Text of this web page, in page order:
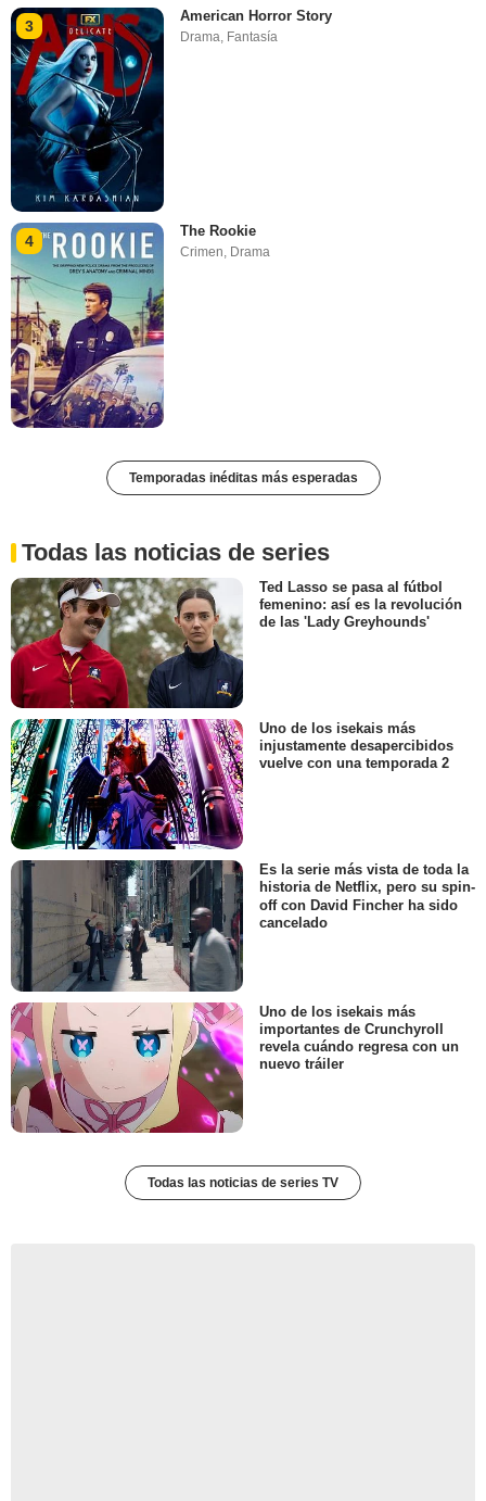
3
American Horror Story
Drama, Fantasía
4
The Rookie
Crimen, Drama
Temporadas inéditas más esperadas
Todas las noticias de series
Ted Lasso se pasa al fútbol
femenino: así es la revolución
de las 'Lady Greyhounds'
Uno de los isekais más
injustamente desapercibidos
vuelve con una temporada 2
Es la serie más vista de toda la
historia de Netflix, pero su spin-
off con David Fincher ha sido
cancelado
Uno de los isekais más
importantes de Crunchyroll
revela cuándo regresa con un
nuevo tráiler
Todas las noticias de series TV